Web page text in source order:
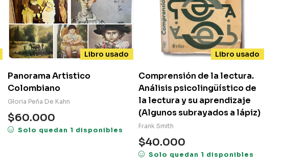
Libro usado
Panorama Artistico
Colombiano
Gloria Peña De Kahn
$60.000
Solo quedan 1 disponibles
Libro usado
Comprensión de la lectura.
Análisis psicolingüístico de
la lectura y su aprendizaje
(Algunos subrayados a lápiz)
Frank Smith
$40.000
Solo quedan 1 disponibles